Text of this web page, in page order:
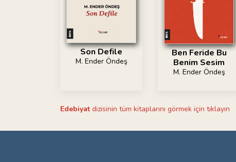
Son Defile
M. Ender Öndeş
Ben Feride Bu
Benim Sesim
M. Ender Öndeş
Edebiyat dizisinin tüm kitaplarını görmek için tıklayın